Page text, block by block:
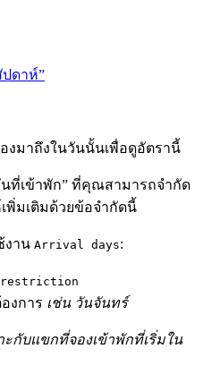
ดาห์”
งมาถึงในวันนั้นเพื่อดูอัตรานี้
ที่เข้าพัก” ที่คุณสามารถจำกัด
พิ่มเติมด้วยข้อจำกัดนี้
งาน Arrival days:
งการ เช่น วันจันทร์
กับแขกที่จองเข้าพักที่เริ่มใน